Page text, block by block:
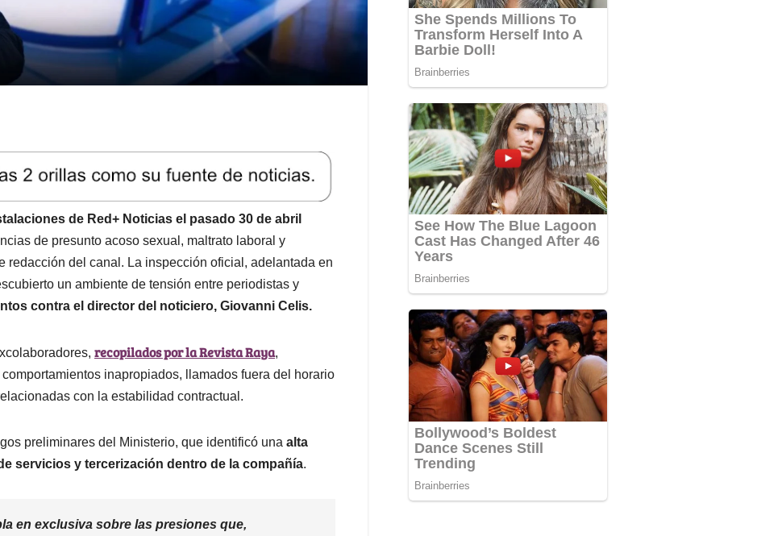
de Red+ Noticias el pasado 30 de abril
de presunto acoso sexual, maltrato laboral y
redacción del canal. La inspección oficial, adelantada en
un ambiente de tensión entre periodistas y
contra el director del noticiero, Giovanni Celis.
recopilados por la Revista Raya,
inapropiados, llamados fuera del horario
con la estabilidad contractual.
preliminares del Ministerio, que identificó una alta
servicios y tercerización dentro de la compañía.
en exclusiva sobre las presiones que,